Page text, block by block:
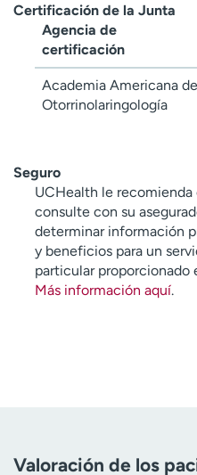
Certificación de la Junta
Agencia de
certificación
Academia Americana de
Otorrinolaringología
Seguro
UCHealth le
consulte con su
determinar información
y beneficios para un
particular proporcionado
Más información aquí.
Valoración de los